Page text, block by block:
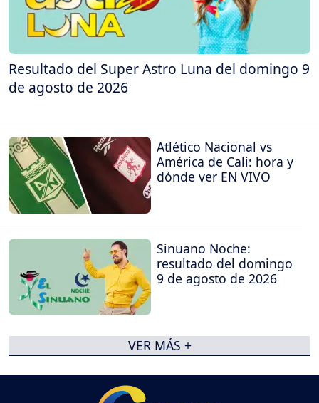
Resultado del Super Astro Luna del domingo 9
de agosto de 2026
Atlético Nacional vs
América de Cali: hora y
dónde ver EN VIVO
Sinuano Noche:
resultado del domingo
9 de agosto de 2026
VER MÁS +